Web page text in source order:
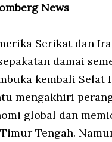
News
Serikat dan
damai
kembali Selat
mengakhiri
global dan
Tengah.